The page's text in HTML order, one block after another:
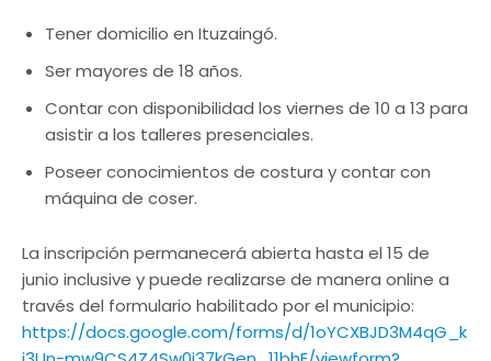
Tener domicilio en Ituzaingó.
Ser mayores de 18 años.
Contar con disponibilidad los viernes de 10 a 13 para
asistir a los talleres presenciales.
Poseer conocimientos de costura y contar con
máquina de coser.
La inscripción permanecerá abierta hasta el 15 de
junio inclusive y puede realizarse de manera online a
través del formulario habilitado por el municipio:
https://docs.google.com/forms/d/1oYCXBJD3M4qG_k